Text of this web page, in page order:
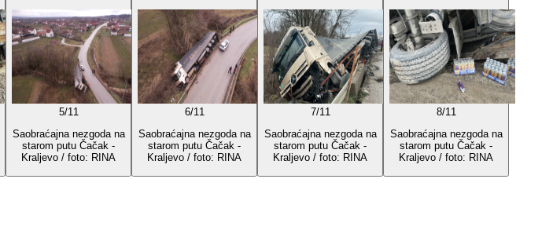
5/11
Saobraćajna nezgoda na
starom putu Čačak -
Kraljevo / foto: RINA
6/11
Saobraćajna nezgoda na
starom putu Čačak -
Kraljevo / foto: RINA
7/11
Saobraćajna nezgoda na
starom putu Čačak -
Kraljevo / foto: RINA
8/11
Saobraćajna nezgoda na
starom putu Čačak -
Kraljevo / foto: RINA